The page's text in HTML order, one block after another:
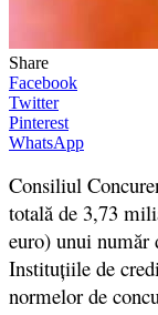
Share
Facebook
Twitter
Pinterest
WhatsApp
Consiliul
totală de 3,73
euro) unui număr
Instituțiile de
normelor de